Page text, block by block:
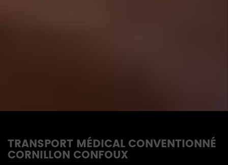
TRANSPORT MÉDICAL CONVENTIONNÉ
CORNILLON CONFOUX